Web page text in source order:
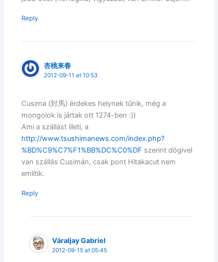
Reply
杏桃来春
2012-09-11 at 10:53
Cusima (対馬) érdekes helynek tűnik, még a
mongolok is jártak ott 1274-ben :))
Ami a szállást illeti, a
http://www.tsushimanews.com/index.php?
%BD%C9%C7%F1%BB%DC%C0%DF szerint dögivel
van szállás Cusimán, csak pont Hitakacut nem
említik.
Reply
Váraljay Gabriel
2012-09-15 at 05:45